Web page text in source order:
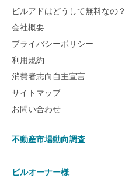
ビルアドはどうして無料なの？
会社概要
プライバシーポリシー
利用規約
消費者志向自主宣言
サイトマップ
お問い合わせ
不動産市場動向調査
ビルオーナー様